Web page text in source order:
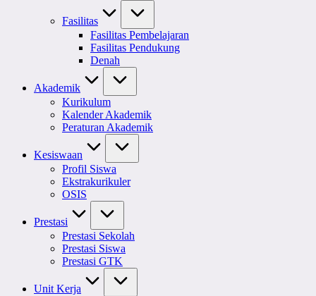
Fasilitas
Fasilitas Pembelajaran
Fasilitas Pendukung
Denah
Akademik
Kurikulum
Kalender Akademik
Peraturan Akademik
Kesiswaan
Profil Siswa
Ekstrakurikuler
OSIS
Prestasi
Prestasi Sekolah
Prestasi Siswa
Prestasi GTK
Unit Kerja